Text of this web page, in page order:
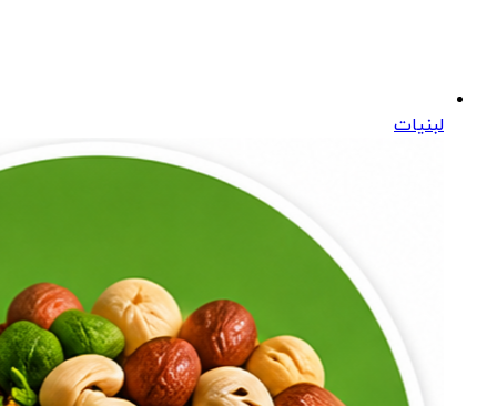
لبنیات